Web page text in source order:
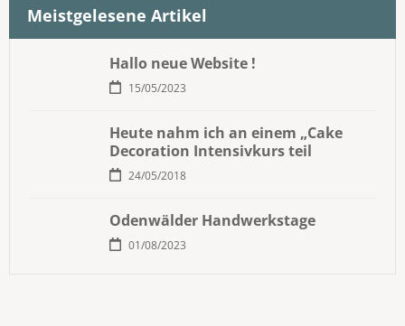
Meistgelesene Artikel
Hallo neue Website !
15/05/2023
Heute nahm ich an einem „Cake
Decoration Intensivkurs teil
24/05/2018
Odenwälder Handwerkstage
01/08/2023